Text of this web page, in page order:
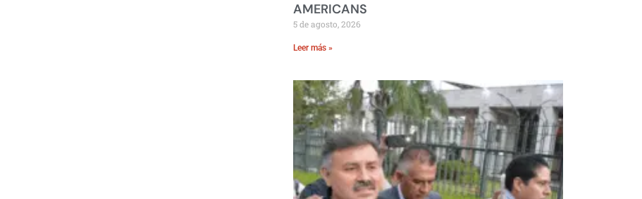
AMERICANS
5 de agosto, 2026
Leer más »